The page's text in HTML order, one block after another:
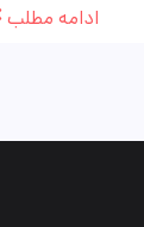
ادامه مطلب